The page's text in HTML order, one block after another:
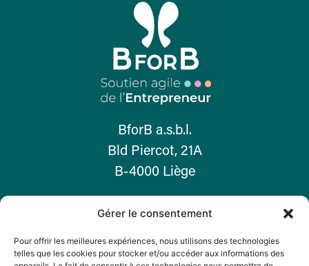
Gérer le consentement
Pour offrir les meilleures expériences, nous utilisons des technologies
telles que les cookies pour stocker et/ou accéder aux informations des
BforB a.s.b.l.
Bld Piercot, 21A
B-4000 Liège
T. +32 468 099 105
contact@bforb-asbl.be
N° Entr. : 1009.128.711